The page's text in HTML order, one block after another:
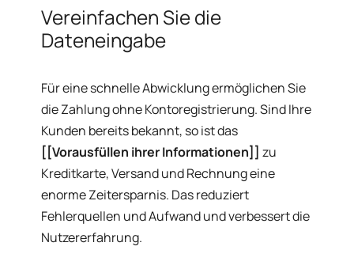
Vereinfachen Sie die
Dateneingabe
Für eine schnelle Abwicklung ermöglichen Sie
die Zahlung ohne Kontoregistrierung. Sind Ihre
Kunden bereits bekannt, so ist das
[[Vorausfüllen ihrer Informationen]] zu
Kreditkarte, Versand und Rechnung eine
enorme Zeitersparnis. Das reduziert
Fehlerquellen und Aufwand und verbessert die
Nutzererfahrung.